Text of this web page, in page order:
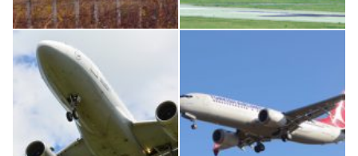
An124, RA-82013 MC-130, 15731